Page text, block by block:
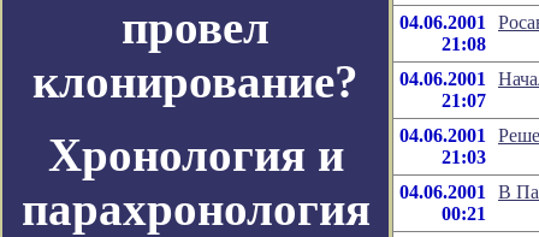
провел
клонирование?
Хронология и
парахронология
04.06.2001
21:08
04.06.2001
21:07
04.06.2001
21:03
04.06.2001
00:21
В